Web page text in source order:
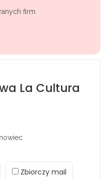
firm
La Cultura
Zbiorczy mail